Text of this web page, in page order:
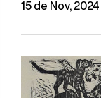
15 de Nov,